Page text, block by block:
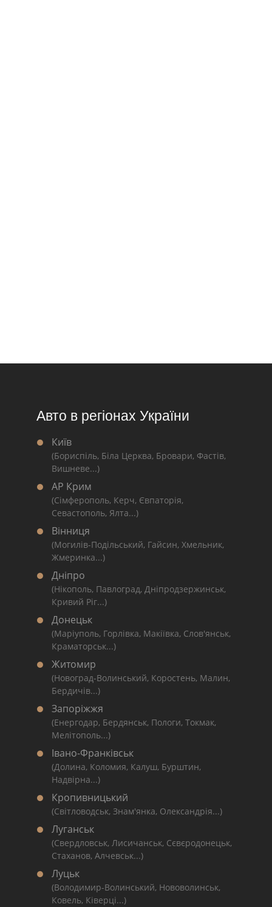
Авто в регіонах України
Київ
(Бориспіль, Біла Церква, Бровари, Фастів,
Вишневе...)
АР Крим
(Сімферополь, Керч, Євпаторія,
Севастополь, Ялта...)
Вінниця
(Могилів-Подільський, Гайсин, Хмельник,
Жмеринка...)
Дніпро
(Нікополь, Павлоград, Дніпродзержинськ,
Кривий Ріг...)
Донецьк
(Маріуполь, Горлівка, Макіївка, Слов'янськ,
Краматорськ...)
Житомир
(Новоград-Волинський, Коростень, Малин,
Бердичів...)
Запоріжжя
(Енергодар, Бердянськ, Пологи, Токмак,
Мелітополь...)
Івано-Франківськ
(Долина, Коломия, Калуш, Бурштин,
Надвірна...)
Кропивницький
(Світловодськ, Знам'янка, Олександрія...)
Луганськ
(Свердловськ, Лисичанськ, Сєвєродонецьк,
Стаханов, Алчевськ...)
Луцьк
(Володимир-Волинський, Нововолинськ,
Ковель, Ківерці...)